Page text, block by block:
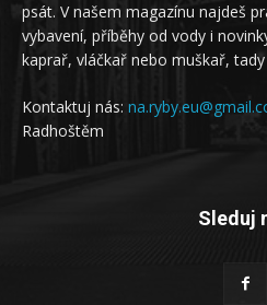
psát. V našem magazínu najdeš
vybavení, příběhy od vody i
kaprař, vláčkař nebo muškař,
Kontaktuj nás:
Radhoštěm
Sleduj